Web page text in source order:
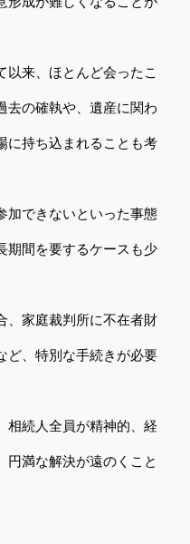
以来、ほとんど会ったこ
去の確執や、遺産に関わ
に持ち込まれることも考
加できないといった事態
期間を要するケースも少
、家庭裁判所に不在者財
ど、特別な手続きが必要
相続人全員が精神的、経
円満な解決が遠のくこと